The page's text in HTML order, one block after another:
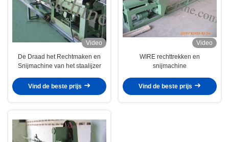
Video
De Draad het Rechtmaken en
Snijmachine van het staalijzer
Vind de beste prijs
Video
WIRE rechttrekken en
snijmachine
Vind de beste prijs